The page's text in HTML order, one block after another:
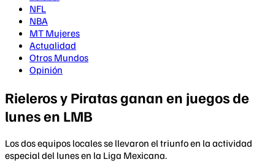
NFL
NBA
MT Mujeres
Actualidad
Otros Mundos
Opinión
Rieleros y Piratas ganan en juegos de
lunes en LMB
Los dos equipos locales se llevaron el triunfo en la actividad
especial del lunes en la Liga Mexicana.